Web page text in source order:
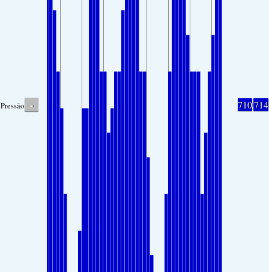
Pressão - 710714